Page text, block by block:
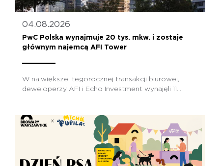
04.08.2026
PwC Polska wynajmuje 20 tys. mkw. i zostaje
głównym najemcą AFI Tower
W największej tegorocznej transakcji biurowej,
deweloperzy AFI i Echo Investment wynajęli 11...